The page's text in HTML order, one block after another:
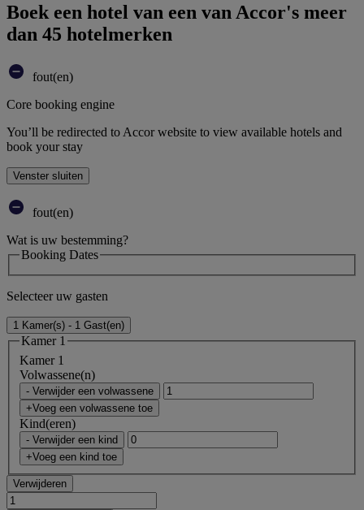
Boek een hotel van een van Accor's meer
dan 45 hotelmerken
fout(en)
Core booking engine
You’ll be redirected to Accor website to view available hotels and
book your stay
Venster sluiten
fout(en)
Wat is uw bestemming?
Booking Dates
Selecteer uw gasten
1 Kamer(s) - 1 Gast(en)
Kamer 1
Kamer 1
Volwassene(n)
- Verwijder een volwassene
+Voeg een volwassene toe
Kind(eren)
- Verwijder een kind
+Voeg een kind toe
Verwijderen